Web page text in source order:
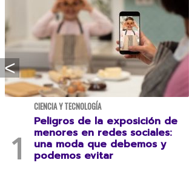
CIENCIA Y TECNOLOGÍA
Peligros de la exposición de
menores en redes sociales:
una moda que debemos y
podemos evitar